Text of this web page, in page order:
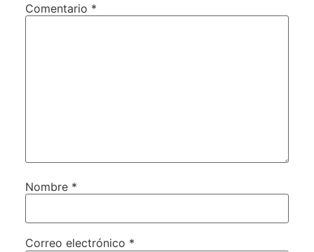
Comentario *
Nombre *
Correo electrónico *